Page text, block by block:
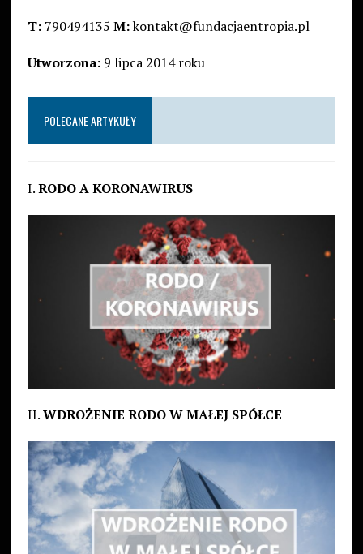
T:790494135 M:kontakt@fundacjaentropia.pl
Utworzona:9 lipca 2014 roku
POLECANE ARTYKUŁY
I.RODO A KORONAWIRUS
II.WDROŻENIE RODO W MAŁEJ SPÓŁCE